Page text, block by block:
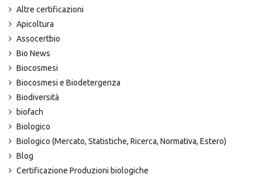
Altre certificazioni
Apicoltura
Assocertbio
Bio News
Biocosmesi
Biocosmesi e Biodetergenza
Biodiversità
biofach
Biologico
Biologico (Mercato, Statistiche, Ricerca, Normativa, Estero)
Blog
Certificazione Produzioni biologiche